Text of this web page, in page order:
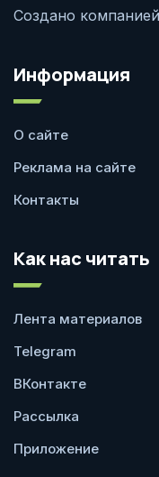
Создано
Информация
О сайте
Реклама на сайте
Контакты
Как нас читать
Лента материалов
Telegram
ВКонтакте
Рассылка
Приложение